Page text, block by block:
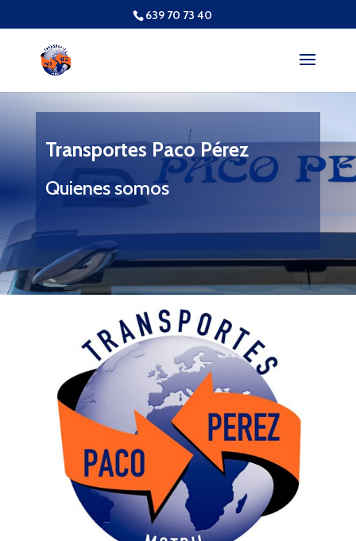
639 70 73 40
Transportes Paco Pérez
Quienes somos